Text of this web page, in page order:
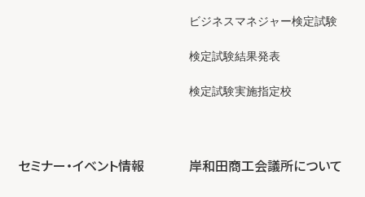
ビジネスマネジャー検定試験
検定試験結果発表
検定試験実施指定校
セミナー・イベント情報 岸和田商工会議所について